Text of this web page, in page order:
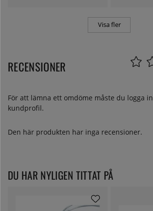
Visa fler
RECENSIONER
För att lämna ett omdöme måste du logga in
kundprofil.
Den här produkten har inga recensioner.
DU HAR NYLIGEN TITTAT PÅ